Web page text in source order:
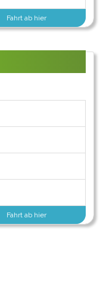
Fahrt ab hier
Fahrt ab hier